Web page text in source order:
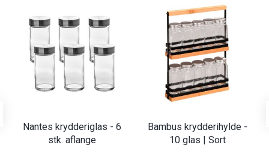
Nantes krydderiglas - 6
stk. aflange
Bambus krydderihylde -
10 glas | Sort